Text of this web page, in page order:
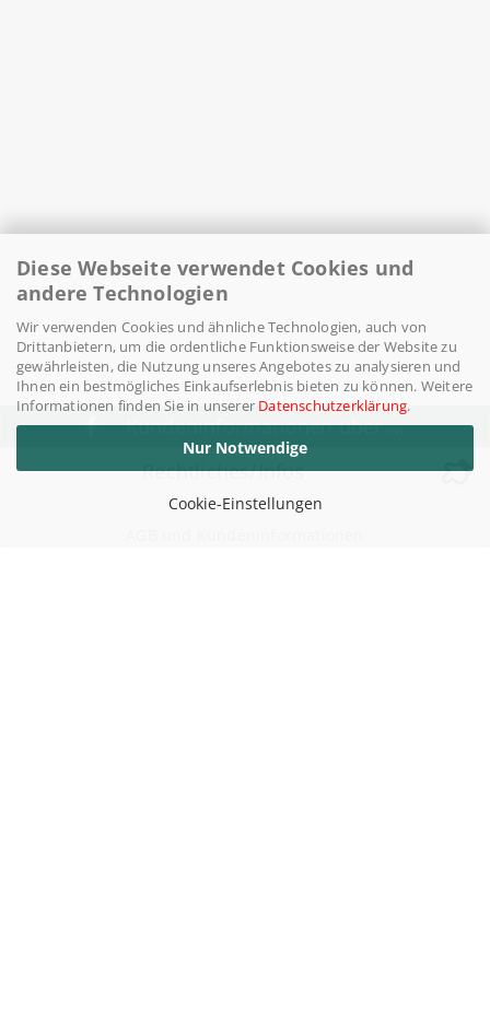
Diese Webseite verwendet Cookies und
andere Technologien
Wir verwenden Cookies und ähnliche Technologien, auch von
Drittanbietern, um die ordentliche Funktionsweise der Website zu
gewährleisten, die Nutzung unseres Angebotes zu analysieren und
Ihnen ein bestmögliches Einkaufserlebnis bieten zu können. Weitere
Informationen finden Sie in unserer Datenschutzerklärung.
Nur Notwendige
Cookie-Einstellungen
Kundeninformationen über ...
Rechtliches/Infos